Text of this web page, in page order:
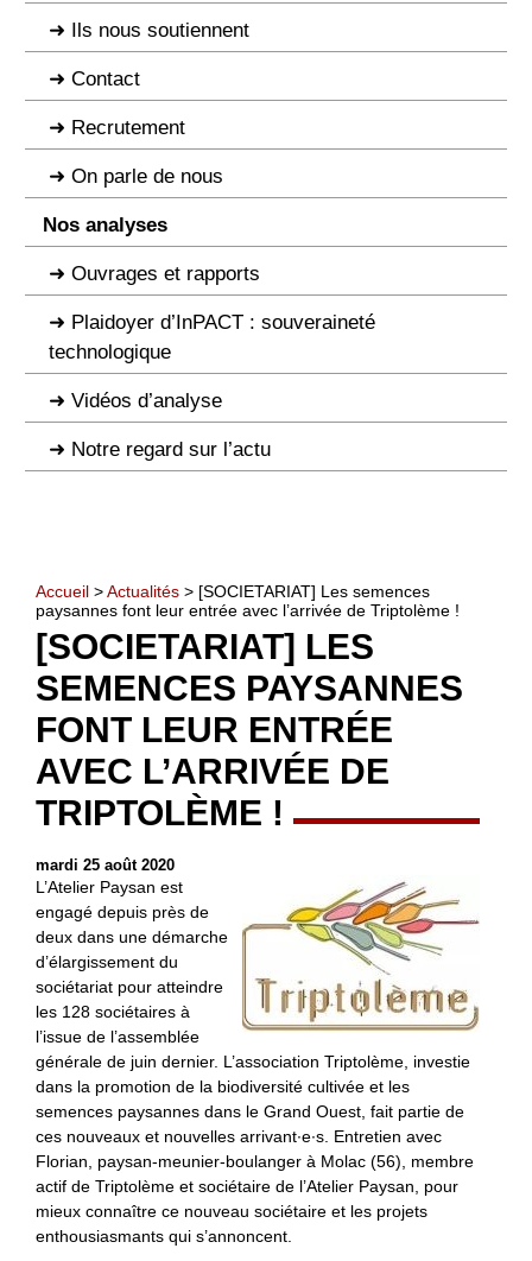
Ils nous soutiennent
Contact
Recrutement
On parle de nous
Nos analyses
Ouvrages et rapports
Plaidoyer d’InPACT : souveraineté
technologique
Vidéos d’analyse
Notre regard sur l’actu
Accueil >Actualités > [SOCIETARIAT] Les semences
paysannes font leur entrée avec l’arrivée de Triptolème !
[SOCIETARIAT] LES
SEMENCES PAYSANNES
FONT LEUR ENTRÉE
AVEC L’ARRIVÉE DE
TRIPTOLÈME !
mardi 25 août 2020
L’Atelier Paysan est
engagé depuis près de
deux dans une démarche
d’élargissement du
sociétariat pour atteindre
les 128 sociétaires à
l’issue de l’assemblée
générale de juin dernier. L’association Triptolème, investie
dans la promotion de la biodiversité cultivée et les
semences paysannes dans le Grand Ouest, fait partie de
ces nouveaux et nouvelles arrivant∙e∙s. Entretien avec
Florian, paysan-meunier-boulanger à Molac (56), membre
actif de Triptolème et sociétaire de l’Atelier Paysan, pour
mieux connaître ce nouveau sociétaire et les projets
enthousiasmants qui s’annoncent.